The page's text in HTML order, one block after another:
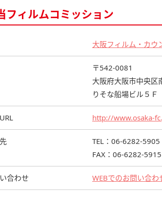
フィルムコミッション
大阪フィルム・カウ
〒542-0081
大阪府大阪市中央区
りそな船場ビル５Ｆ
http://www.osaka-
TEL：06-6282-5905
FAX：06-6282-5915
合わせ WEBでのお問い合わ